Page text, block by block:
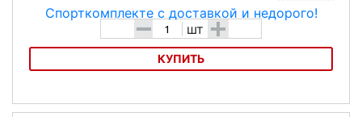
- шт +
КУПИТЬ
Рога на руль GUISSO BEA-100